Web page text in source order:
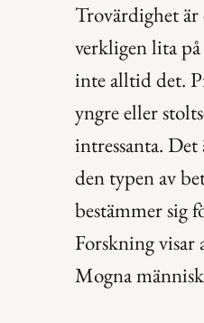
Trovärdighet
verkligen lita
inte alltid det.
yngre eller
intressanta.
den typen av
bestämmer sig
Forskning visar
Mogna